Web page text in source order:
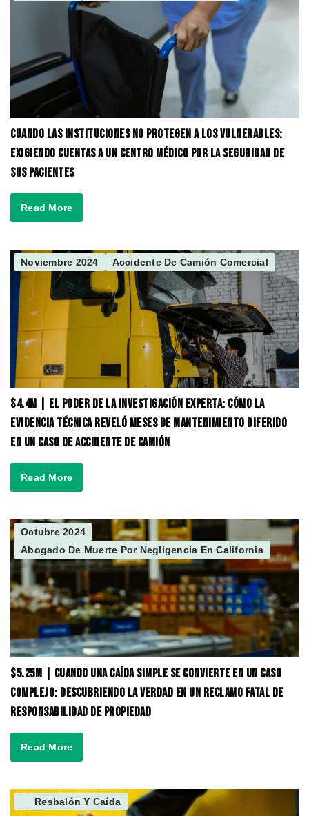
Cuando las Instituciones No Protegen a los Vulnerables:
Exigiendo Cuentas a un Centro Médico por la Seguridad de
Sus Pacientes
Read More
Noviembre 2024 Accidente De Camión Comercial
$4.4M | El Poder de la Investigación Experta: Cómo la
Evidencia Técnica Reveló Meses de Mantenimiento Diferido
en un Caso de Accidente de Camión
Read More
Octubre 2024
Abogado De Muerte Por Negligencia En California
$5.25M | Cuando una Caída Simple se Convierte en un Caso
Complejo: Descubriendo la Verdad en un Reclamo Fatal de
Responsabilidad de Propiedad
Read More
Resbalón Y Caída